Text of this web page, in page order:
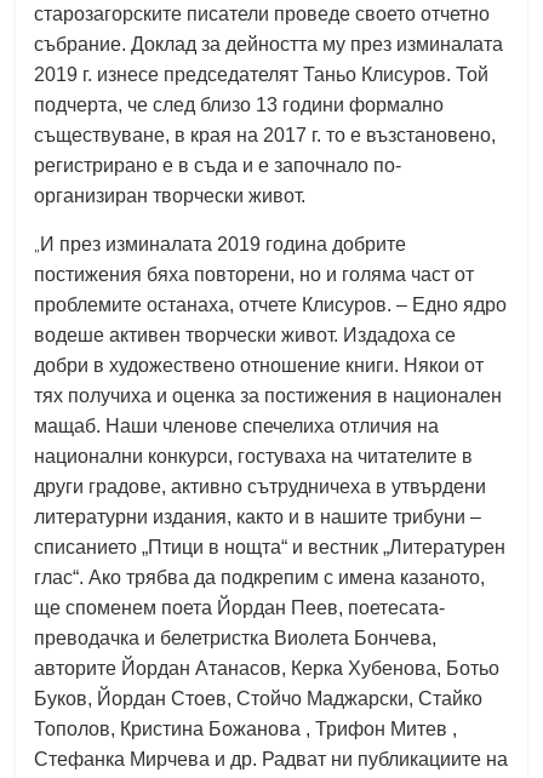
старозагорските писатели проведе своето отчетно
събрание. Доклад за дейността му през изминалата
2019 г. изнесе председателят Таньо Клисуров. Той
подчерта, че след близо 13 години формално
съществуване, в края на 2017 г. то е възстановено,
регистрирано е в съда и е започнало по-
организиран творчески живот.
„И през изминалата 2019 година добрите
постижения бяха повторени, но и голяма част от
проблемите останаха, отчете Клисуров. – Едно ядро
водеше активен творчески живот. Издадоха се
добри в художествено отношение книги. Някои от
тях получиха и оценка за постижения в национален
мащаб. Наши членове спечелиха отличия на
национални конкурси, гостуваха на читателите в
други градове, активно сътрудничеха в утвърдени
литературни издания, както и в нашите трибуни –
списанието „Птици в нощта“ и вестник „Литературен
глас“. Ако трябва да подкрепим с имена казаното,
ще споменем поета Йордан Пеев, поетесата-
преводачка и белетристка Виолета Бончева,
авторите Йордан Атанасов, Керка Хубенова, Ботьо
Буков, Йордан Стоев, Стойчо Маджарски, Стайко
Тополов, Кристина Божанова , Трифон Митев ,
Стефанка Мирчева и др. Радват ни публикациите на